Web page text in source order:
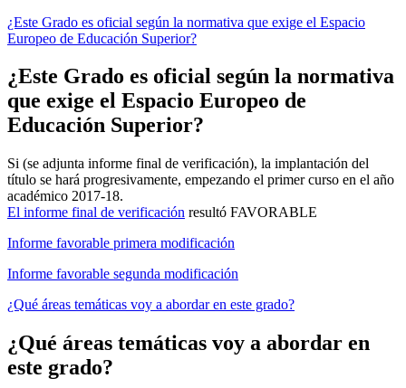
¿Este Grado es oficial según la normativa que exige el Espacio
Europeo de Educación Superior?
¿Este Grado es oficial según la normativa
que exige el Espacio Europeo de
Educación Superior?
Si (se adjunta informe final de verificación), la implantación del
título se hará progresivamente, empezando el primer curso en el año
académico 2017-18.
El informe final de verificación resultó FAVORABLE
Informe favorable primera modificación
Informe favorable segunda modificación
¿Qué áreas temáticas voy a abordar en este grado?
¿Qué áreas temáticas voy a abordar en
este grado?